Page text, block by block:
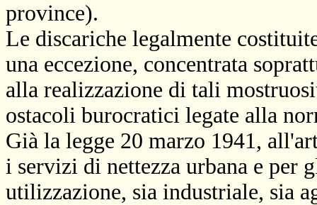
province).
Le discariche legalmente
una eccezione, concentrata
alla realizzazione di tali
ostacoli burocratici legate alla
Già la legge 20 marzo 1941,
i servizi di nettezza urbana e per
utilizzazione, sia industriale, sia